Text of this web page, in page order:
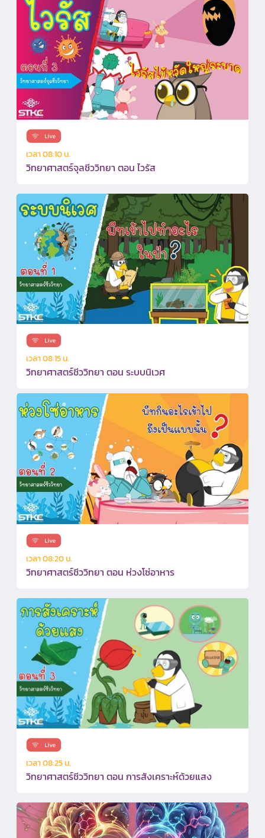
เวลา 08:10 น.
วิทยาศาสตร์จุลชีววิทยา ตอน ไวรัส
เวลา 08:15 น.
วิทยาศาสตร์ชีววิทยา ตอน ระบบนิเวศ
เวลา 08:20 น.
วิทยาศาสตร์ชีววิทยา ตอน ห่วงโซ่อาหาร
เวลา 08:25 น.
วิทยาศาสตร์ชีววิทยา ตอน การสังเคราะห์ด้วยแสง